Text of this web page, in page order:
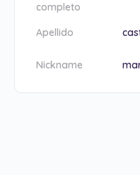
completo
Apellido
Nickname